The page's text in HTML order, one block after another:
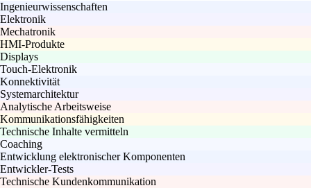
Ingenieurwissenschaften
Elektronik
Mechatronik
HMI-Produkte
Displays
Touch-Elektronik
Konnektivität
Systemarchitektur
Analytische Arbeitsweise
Kommunikationsfähigkeiten
Technische Inhalte vermitteln
Coaching
Entwicklung elektronischer Komponenten
Entwickler-Tests
Technische Kundenkommunikation